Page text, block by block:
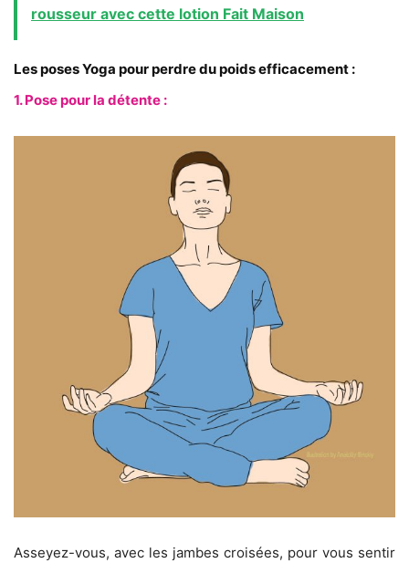
rousseur avec cette lotion Fait Maison
Les poses Yoga pour perdre du poids efficacement :
1. Pose pour la détente :
Asseyez-vous, avec les jambes croisées, pour vous sentir